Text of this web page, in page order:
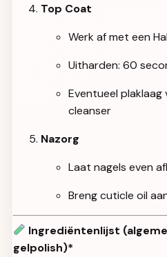
Top Coat
Werk af met een
Uitharden: 60
Eventueel plaklaag
cleanser
Nazorg
Laat nagels even
Breng cuticle oil
Ingrediëntenlijst
gelpolish)*